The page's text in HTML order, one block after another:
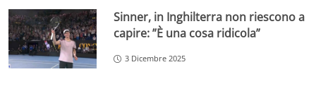
Sinner, in Inghilterra non riescono a
capire: ”È una cosa ridicola”
3 Dicembre 2025